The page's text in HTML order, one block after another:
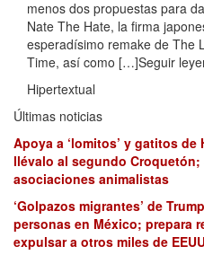
menos dos propuestas para
Nate The Hate, la firma
esperadísimo remake de The
Time, así como […]Seguir
Hipertextual
Últimas noticias
Apoya a ‘lomitos’ y gatitos
llévalo al segundo Croquetón;
asociaciones animalistas
‘Golpazos migrantes’ de
personas en México; prepara
expulsar a otros miles de